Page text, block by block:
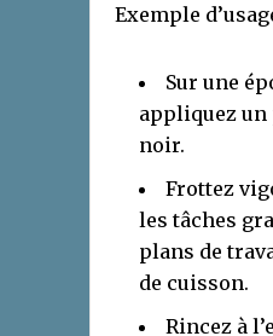
Exemple
Sur une
appliquez un
noir.
Frottez
les tâches
plans de
de cuisson.
Rincez à